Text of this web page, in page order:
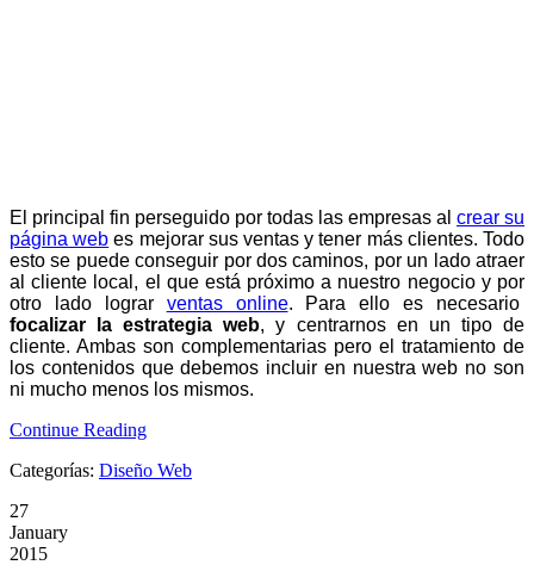
El principal fin perseguido por todas las empresas al crear su
página web es mejorar sus ventas y tener más clientes. Todo
esto se puede conseguir por dos caminos, por un lado atraer
al cliente local, el que está próximo a nuestro negocio y por
otro lado lograr ventas online. Para ello es necesario
focalizar la estrategia web, y centrarnos en un tipo de
cliente. Ambas son complementarias pero el tratamiento de
los contenidos que debemos incluir en nuestra web no son
ni mucho menos los mismos.
Continue Reading
Categorías: Diseño Web
27
January
2015